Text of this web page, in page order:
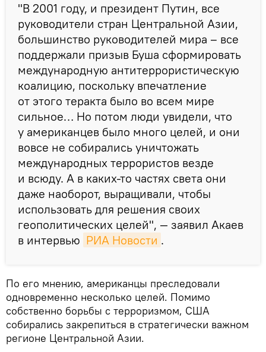
"В 2001 году, и президент Путин, все
руководители стран Центральной Азии,
большинство руководителей мира – все
поддержали призыв Буша сформировать
международную антитеррористическую
коалицию, поскольку впечатление
от этого теракта было во всем мире
сильное… Но потом люди увидели, что
у американцев было много целей, и они
вовсе не собирались уничтожать
международных террористов везде
и всюду. А в каких-то частях света они
даже наоборот, выращивали, чтобы
использовать для решения своих
геополитических целей", — заявил Акаев
в интервью РИА Новости .
По его мнению, американцы преследовали
одновременно несколько целей. Помимо
собственно борьбы с терроризмом, США
собирались закрепиться в стратегически важном
регионе Центральной Азии.